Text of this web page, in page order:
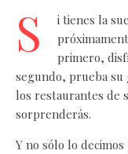
S i tienes la
primero,
segundo, prueba su
los restaurantes de
sorprenderás.
Y no sólo lo